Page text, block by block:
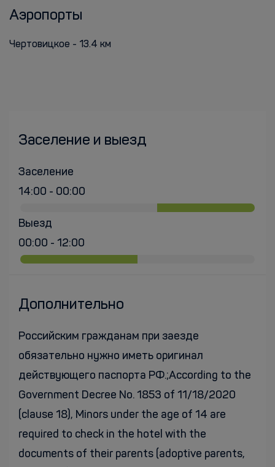
Аэропорты
Чертовицкое - 13.4 км
Заселение и выезд
Заселение
14:00 - 00:00
Выезд
00:00 - 12:00
Дополнительно
Российским гражданам при заезде
обязательно нужно иметь оригинал
действующего паспорта РФ.;According to the
Government Decree No. 1853 of 11/18/2020
(clause 18), Minors under the age of 14 are
required to check in the hotel with the
documents of their parents (adoptive parents,